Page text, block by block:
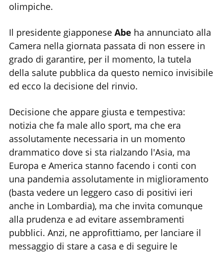
olimpiche.
Il presidente giapponese Abe ha annunciato alla
Camera nella giornata passata di non essere in
grado di garantire, per il momento, la tutela
della salute pubblica da questo nemico invisibile
ed ecco la decisione del rinvio.
Decisione che appare giusta e tempestiva:
notizia che fa male allo sport, ma che era
assolutamente necessaria in un momento
drammatico dove si sta rialzando l'Asia, ma
Europa e America stanno facendo i conti con
una pandemia assolutamente in miglioramento
(basta vedere un leggero caso di positivi ieri
anche in Lombardia), ma che invita comunque
alla prudenza e ad evitare assembramenti
pubblici. Anzi, ne approfittiamo, per lanciare il
messaggio di stare a casa e di seguire le